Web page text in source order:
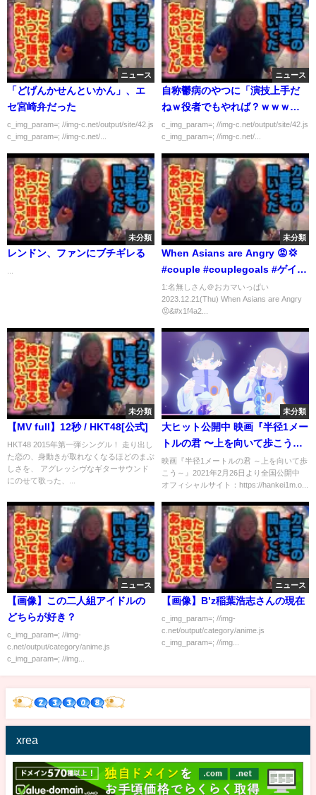
ニュース
「どげんかせんといかん」、エ
セ宮崎弁だった
c_img_param=; //img-c.net/output/site/42.js
c_img_param=; //img-c.net/...
ニュース
自称鬱病のやつに「演技上手だ
ねｗ役者でもやれば？ｗｗｗ」
っていうの楽しすぎワロタ
c_img_param=; //img-c.net/output/site/42.js
c_img_param=; //img-c.net/...
未分類
レンドン、ファンにブチギレる
未分類
When Asians are Angry 😡💢
#couple #couplegoals #ゲイカ
ップル #同性カップル
1:名無しさん＠おカマいっぱい
2023.12.21(Thu) When Asians are Angry
😡&#x1f4a2...
未分類
【MV full】12秒 / HKT48[公式]
HKT48 2015年第一弾シングル！ 走り出し
た恋の、身動きが取れなくなるほどのまぶ
しさを、 アグレッシヴなギターサウンド
にのせて歌った、...
未分類
大ヒット公開中 映画『半径1メー
トルの君 〜上を向いて歩こう
～』キャストコメント～近藤春
菜（ハリセンボン）～
映画『半径1メートルの君 ～上を向いて歩
こう～』2021年2月26日より全国公開中
オフィシャルサイト：https://hankei1m.o...
ニュース
【画像】この二人組アイドルの
どちらが好き？
c_img_param=; //img-
c.net/output/category/anime.js
c_img_param=; //img...
ニュース
【画像】B’z稲葉浩志さんの現在
c_img_param=; //img-
c.net/output/category/anime.js
c_img_param=; //img...
xrea